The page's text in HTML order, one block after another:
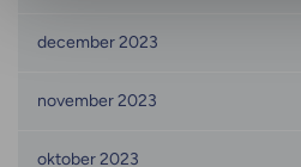
december 2023
november 2023
oktober 2023